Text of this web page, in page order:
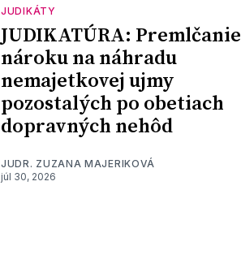
JUDIKÁTY
JUDIKATÚRA: Premlčanie
nároku na náhradu
nemajetkovej ujmy
pozostalých po obetiach
dopravných nehôd
JUDR. ZUZANA MAJERIKOVÁ
júl 30, 2026